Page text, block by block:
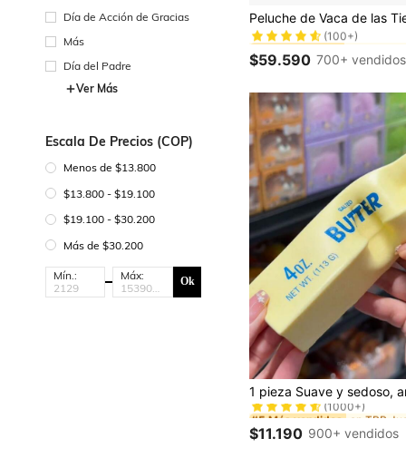
Día de Acción de Gracias
Más
Día del Padre
Ver Más
Escala De Precios (COP)
Menos de $13.800
$13.800 - $19.100
$19.100 - $30.200
Más de $30.200
Mín.: Máx: Ok
(100+)
#1 Más vendidos
(100+)
#1 Más vendidos
(100+)
#1 Más vendidos
$59.590 700+ vendidos
#5 Más vendidos
(1000+)
#5 Más vendidos
(1000+)
#5 Más vendidos
(1000+)
#5 Más vendidos
$11.190 900+ vendidos